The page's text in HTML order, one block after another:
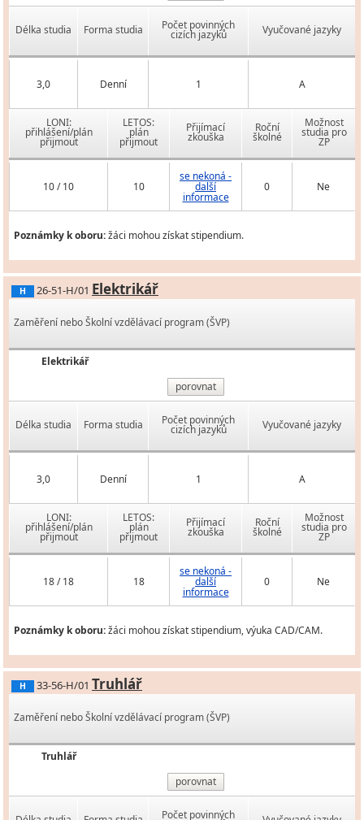
Délka studia Forma studia Počet povinných
cizích jazyků Vyučované jazyky
3,0 Denní 1 A
LONI:
přihlášení/plán
přijmout
LETOS:
plán
přijmout
Přijímací
zkouška
Roční
školné
Možnost
studia pro
ZP
10 / 10 10
se nekoná -
další
informace
0 Ne
Poznámky k oboru:žáci mohou získat stipendium.
H 26-51-H/01 Elektrikář
Zaměření nebo Školní vzdělávací program (ŠVP)
Elektrikář
porovnat
Délka studia Forma studia Počet povinných
cizích jazyků Vyučované jazyky
3,0 Denní 1 A
LONI:
přihlášení/plán
přijmout
LETOS:
plán
přijmout
Přijímací
zkouška
Roční
školné
Možnost
studia pro
ZP
18 / 18 18
se nekoná -
další
informace
0 Ne
Poznámky k oboru:žáci mohou získat stipendium, výuka CAD/CAM.
H 33-56-H/01 Truhlář
Zaměření nebo Školní vzdělávací program (ŠVP)
Truhlář
porovnat
Počet povinných